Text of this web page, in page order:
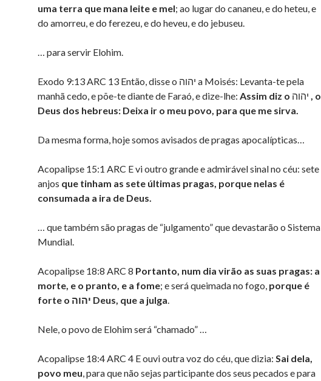
uma terra que mana leite e mel; ao lugar do cananeu, e do heteu, e
do amorreu, e do ferezeu, e do heveu, e do jebuseu.
… para servir Elohim.
Exodo 9:13 ARC 13 Então, disse o יהוה a Moisés: Levanta-te pela
manhã cedo, e põe-te diante de Faraó, e dize-lhe: Assim diz o יהוה , o
Deus dos hebreus: Deixa ir o meu povo, para que me sirva.
Da mesma forma, hoje somos avisados de pragas apocalípticas…
Acopalipse 15:1 ARC E vi outro grande e admirável sinal no céu: sete
anjos que tinham as sete últimas pragas, porque nelas é
consumada a ira de Deus.
… que também são pragas de “julgamento” que devastarão o Sistema
Mundial.
Acopalipse 18:8 ARC 8 Portanto, num dia virão as suas pragas: a
morte, e o pranto, e a fome; e será queimada no fogo, porque é
forte o יהוה Deus, que a julga.
Nele, o povo de Elohim será “chamado” …
Acopalipse 18:4 ARC 4 E ouvi outra voz do céu, que dizia: Sai dela,
povo meu, para que não sejas participante dos seus pecados e para